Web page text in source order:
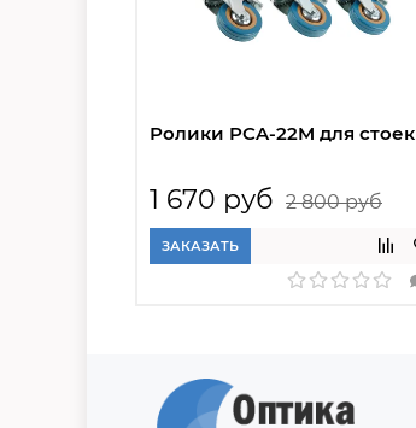
Ролики PCA-22M для стоек
1 670 руб 2 800 руб
ЗАКАЗАТЬ